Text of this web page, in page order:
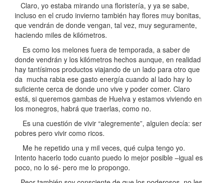
Claro, yo estaba mirando una floristería, y ya se sabe,
incluso en el crudo invierno también hay flores muy bonitas,
que vendrán de donde vengan, tal vez, muy seguramente,
haciendo miles de kilómetros.
Es como los melones fuera de temporada, a saber de
donde vendrán y los kilómetros hechos aunque, en realidad
hay tantísimos productos viajando de un lado para otro que
da mucha rabia ese gasto energía cuando al lado hay lo
suficiente cerca de donde uno vive y poder comer. Claro
está, si queremos gambas de Huelva y estamos viviendo en
los monegros, habrá que traerlas, como no.
Es una cuestión de vivir “alegremente”, alguien decía: ser
pobres pero vivir como ricos.
Me he repetido una y mil veces, qué culpa tengo yo.
Intento hacerlo todo cuanto puedo lo mejor posible –igual es
poco, no lo sé- pero me lo propongo.